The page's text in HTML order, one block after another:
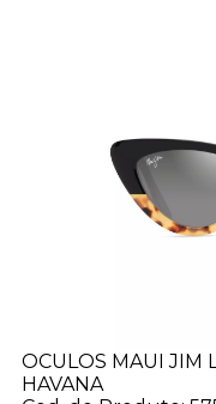
OCULOS MAUI JIM
HAVANA